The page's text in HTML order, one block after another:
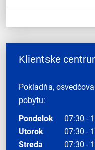
Klientske
Pokladňa,
pobytu:
Pondelok
07:30 -
Utorok
07:30 -
Streda
07:30 -